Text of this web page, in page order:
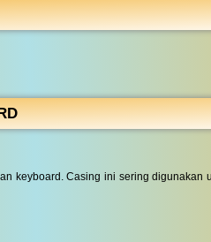
keyboard. Casing ini sering digunakan